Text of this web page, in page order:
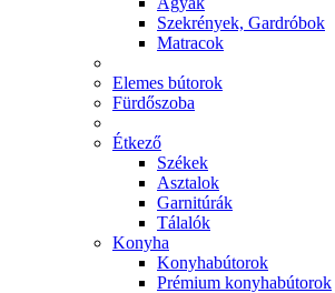
Szekrények, Gardróbok
Matracok
Elemes bútorok
Fürdőszoba
Étkező
Székek
Asztalok
Garnitúrák
Tálalók
Konyha
Konyhabútorok
Prémium konyhabútorok